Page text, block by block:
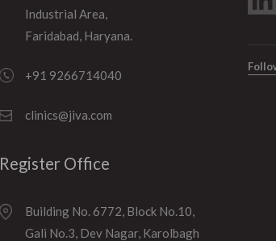
Industrial Area,
Faridabad, Haryana.
+91 9266714040
clinics@jiva.com
Register Office
Building No. 6772, Block No.10,
Gali No.3, Dev Nagar, Karolbagh